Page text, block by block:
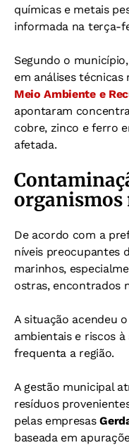
químicas e metais
informada na terça-
Segundo o
em análises técnicas
Meio Ambiente e
apontaram
cobre, zinco e ferro
afetada.
De acordo com a
níveis preocupantes
marinhos,
ostras, encontrados
A situação acendeu
ambientais e riscos
frequenta a região.
A gestão municipal
resíduos
pelas empresas
baseada em